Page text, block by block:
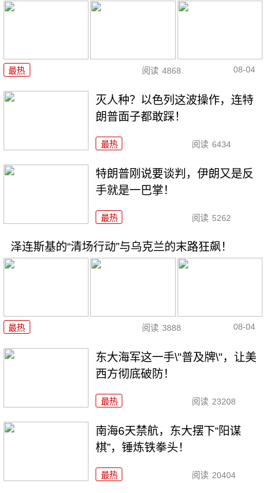
最热 阅读 4868 08-04
灭人种？以色列这波操作，连特
朗普面子都敢踩！
最热 阅读 6434
特朗普刚说要谈判，伊朗又是反
手就是一巴掌！
最热 阅读 5262
泽连斯基的“清场行动”与乌克兰的末路狂飙！
最热 阅读 3888 08-04
东大海军这一手\"普及牌\"，让美
西方彻底破防！
最热 阅读 23208
南海6天禁航，东大摆下“阳谋
棋”，锤炼铁拳头！
最热 阅读 20404